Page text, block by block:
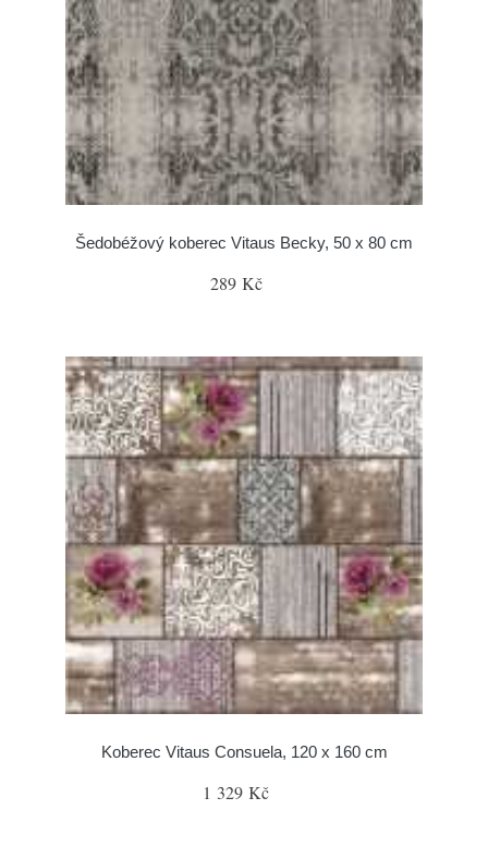
Šedobéžový koberec Vitaus Becky, 50 x 80 cm
289 Kč
Koberec Vitaus Consuela, 120 x 160 cm
1 329 Kč